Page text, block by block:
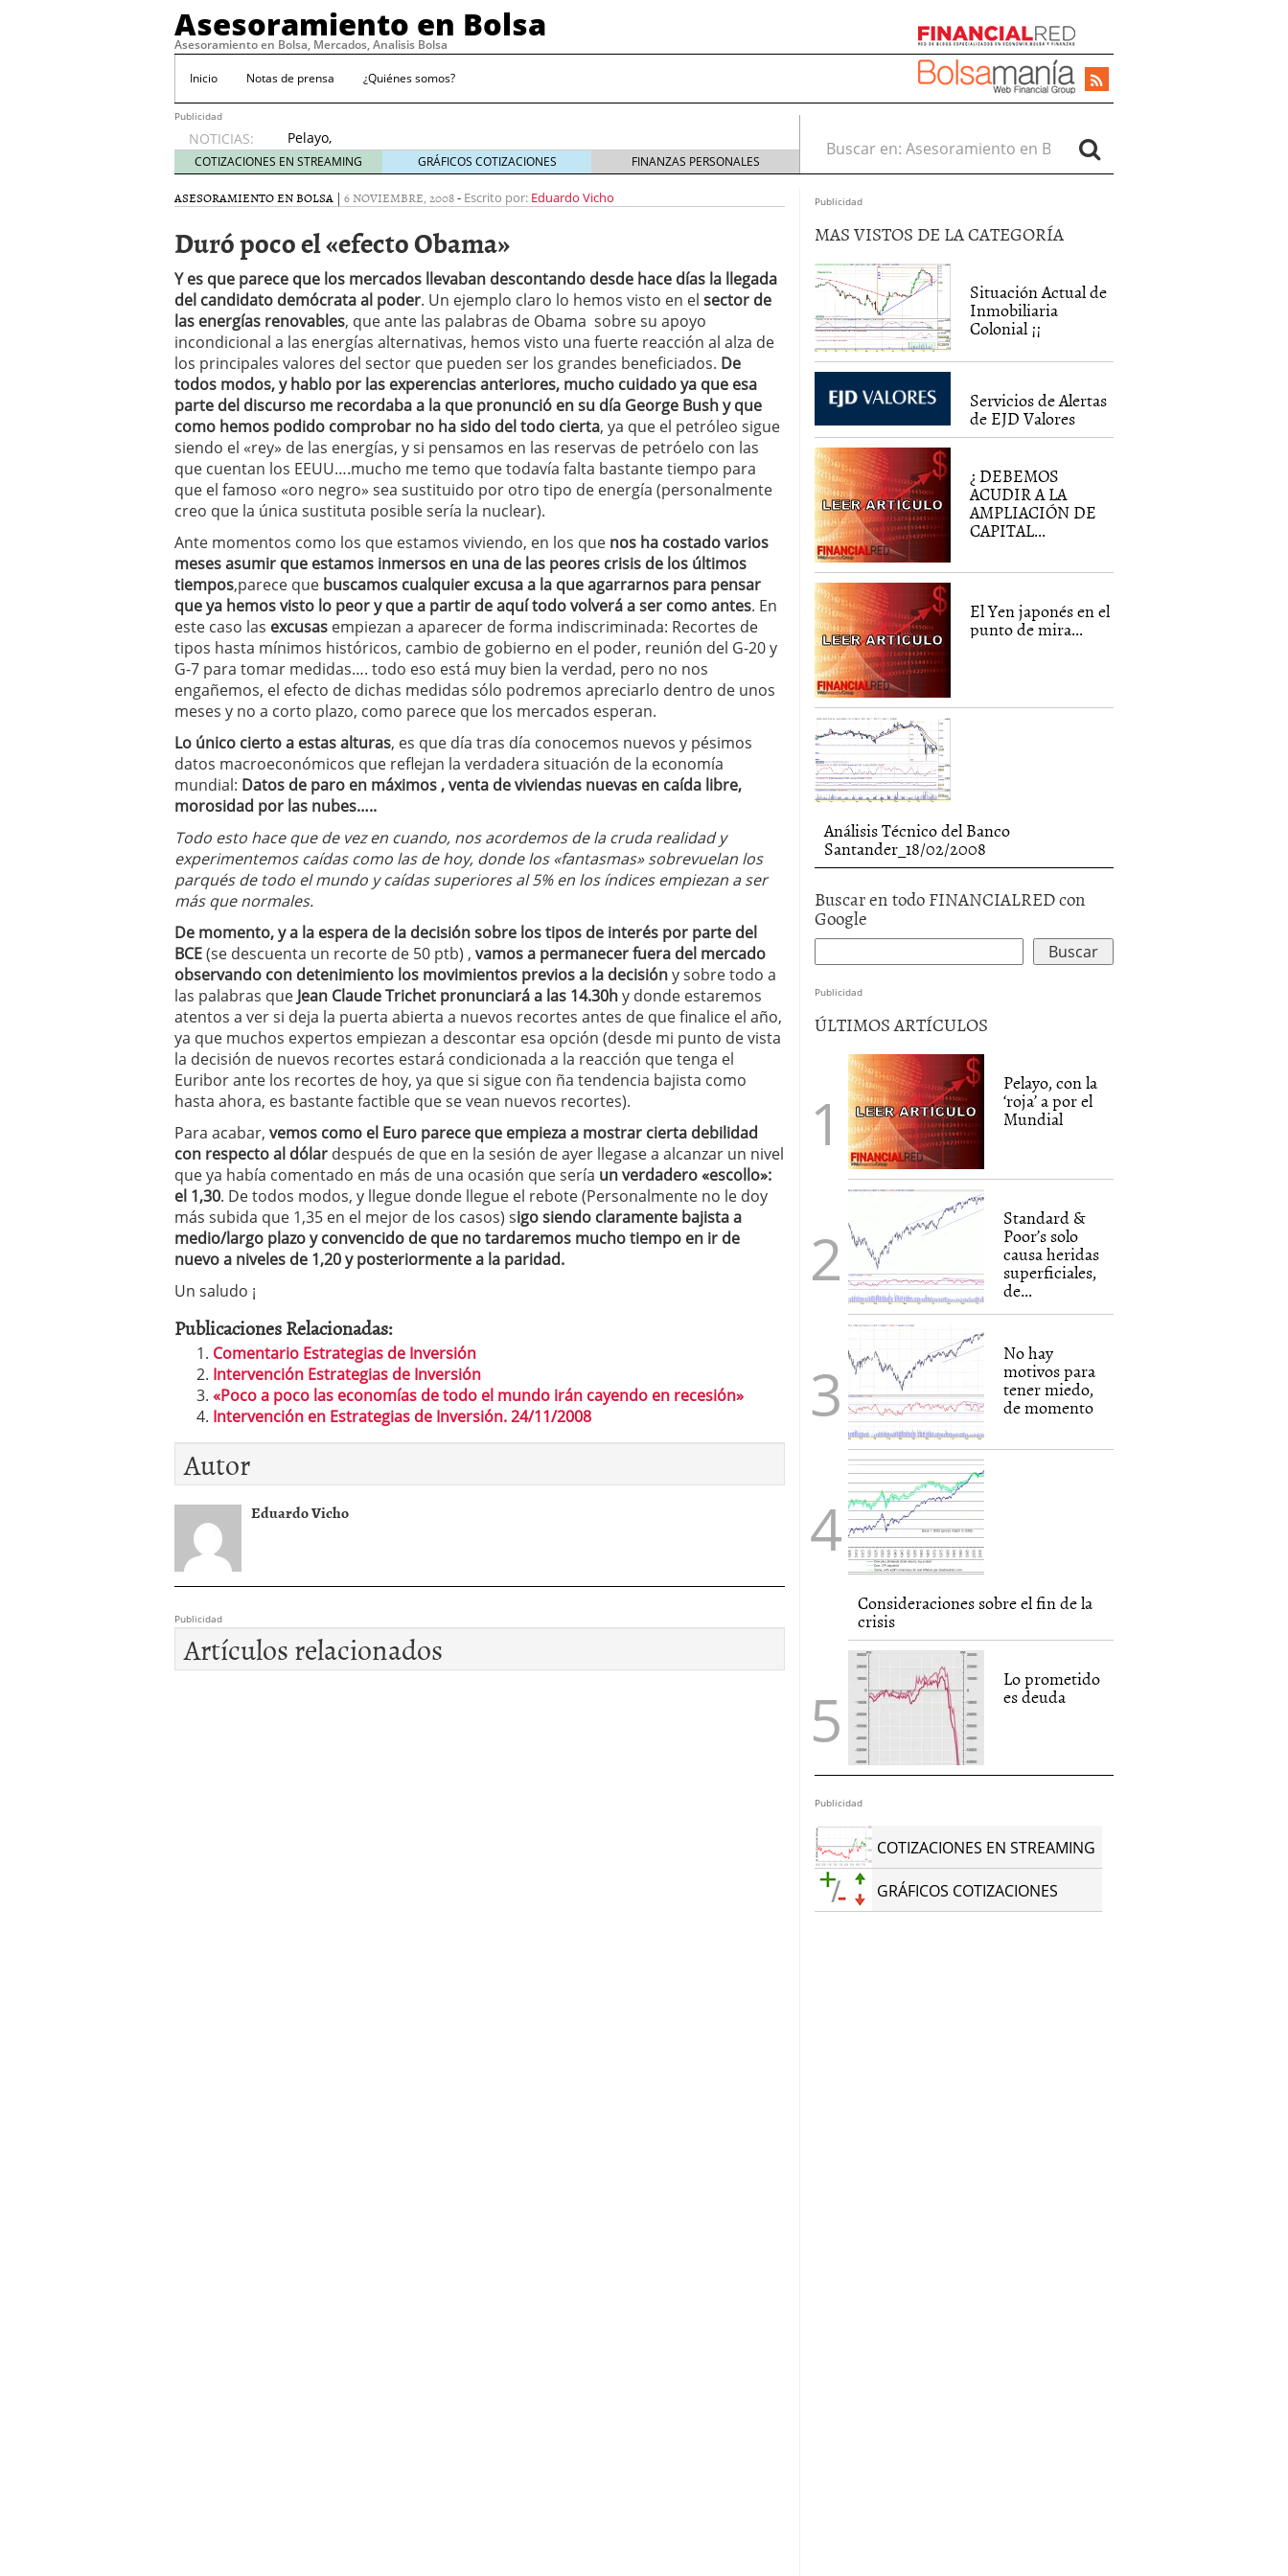
Asesoramiento en Bolsa
Asesoramiento en Bolsa, Mercados, Analisis Bolsa
Inicio Notas de prensa ¿Quiénes somos?
Publicidad
NOTICIAS:
Pelayo,
con la
‘roja’ a
por el
abril 4,
2010
Standard & Poor’s solo causa heridas superficiales, de momento diciembre
11, 2009
No hay motivos para tener miedo, de momento noviembre 13, 2009
Consideraciones sobre el fin de la crisis noviembre 6, 2009
Lo prometido es deuda noviembre 2, 2009
COTIZACIONES EN STREAMING GRÁFICOS COTIZACIONES FINANZAS PERSONALES
Buscar en:
ASESORAMIENTO EN BOLSA | 6 NOVIEMBRE, 2008- Escrito por: Eduardo Vicho
Duró poco el «efecto Obama»
Y es que parece que los mercados llevaban descontando desde hace días la llegada
del candidato demócrata al poder. Un ejemplo claro lo hemos visto en el sector de
las energías renovables, que ante las palabras de Obama sobre su apoyo
incondicional a las energías alternativas, hemos visto una fuerte reacción al alza de
los principales valores del sector que pueden ser los grandes beneficiados. De
todos modos, y hablo por las experencias anteriores, mucho cuidado ya que esa
parte del discurso me recordaba a la que pronunció en su día George Bush y que
como hemos podido comprobar no ha sido del todo cierta, ya que el petróleo sigue
siendo el «rey» de las energías, y si pensamos en las reservas de petróelo con las
que cuentan los EEUU….mucho me temo que todavía falta bastante tiempo para
que el famoso «oro negro» sea sustituido por otro tipo de energía (personalmente
creo que la única sustituta posible sería la nuclear).
Ante momentos como los que estamos viviendo, en los que nos ha costado varios
meses asumir que estamos inmersos en una de las peores crisis de los últimos
tiempos,parece que buscamos cualquier excusa a la que agarrarnos para pensar
que ya hemos visto lo peor y que a partir de aquí todo volverá a ser como antes. En
este caso las excusas empiezan a aparecer de forma indiscriminada: Recortes de
tipos hasta mínimos históricos, cambio de gobierno en el poder, reunión del G-20 y
G-7 para tomar medidas…. todo eso está muy bien la verdad, pero no nos
engañemos, el efecto de dichas medidas sólo podremos apreciarlo dentro de unos
meses y no a corto plazo, como parece que los mercados esperan.
Lo único cierto a estas alturas, es que día tras día conocemos nuevos y pésimos
datos macroeconómicos que reflejan la verdadera situación de la economía
mundial: Datos de paro en máximos , venta de viviendas nuevas en caída libre,
morosidad por las nubes…..
Todo esto hace que de vez en cuando, nos acordemos de la cruda realidad y
experimentemos caídas como las de hoy, donde los «fantasmas» sobrevuelan los
parqués de todo el mundo y caídas superiores al 5% en los índices empiezan a ser
más que normales.
De momento, y a la espera de la decisión sobre los tipos de interés por parte del
BCE(se descuenta un recorte de 50 ptb) , vamos a permanecer fuera del mercado
observando con detenimiento los movimientos previos a la decisióny sobre todo a
las palabras que Jean Claude Trichet pronunciará a las 14.30hy donde estaremos
atentos a ver si deja la puerta abierta a nuevos recortes antes de que finalice el año,
ya que muchos expertos empiezan a descontar esa opción (desde mi punto de vista
la decisión de nuevos recortes estará condicionada a la reacción que tenga el
Euribor ante los recortes de hoy, ya que si sigue con ña tendencia bajista como
hasta ahora, es bastante factible que se vean nuevos recortes).
Para acabar, vemos como el Euro parece que empieza a mostrar cierta debilidad
con respecto al dólar después de que en la sesión de ayer llegase a alcanzar un nivel
que ya había comentado en más de una ocasión que sería un verdadero «escollo»:
el 1,30. De todos modos, y llegue donde llegue el rebote (Personalmente no le doy
más subida que 1,35 en el mejor de los casos) sigo siendo claramente bajista a
medio/largo plazo y convencido de que no tardaremos mucho tiempo en ir de
nuevo a niveles de 1,20 y posteriormente a la paridad.
Un saludo ¡
Publicaciones Relacionadas:
Comentario Estrategias de Inversión
Intervención Estrategias de Inversión
«Poco a poco las economías de todo el mundo irán cayendo en recesión»
Intervención en Estrategias de Inversión. 24/11/2008
Autor
Eduardo Vicho
Publicidad
Artículos relacionados
Publicidad
MAS VISTOS DE LA CATEGORÍA
Situación Actual de
Inmobiliaria
Colonial ¡¡
Servicios de Alertas
de EJD Valores
¿ DEBEMOS
ACUDIR A LA
AMPLIACIÓN DE
CAPITAL...
El Yen japonés en el
punto de mira...
Análisis Técnico del Banco
Santander_18/02/2008
Buscar en todo FINANCIALRED con
Google
Publicidad
ÚLTIMOS ARTÍCULOS
Pelayo, con la
‘roja’ a por el
Mundial
Standard &
Poor’s solo
causa heridas
superficiales,
de...
No hay
motivos para
tener miedo,
de momento
Consideraciones sobre el fin de la
crisis
Lo prometido
es deuda
Publicidad
COTIZACIONES EN STREAMING
GRÁFICOS COTIZACIONES